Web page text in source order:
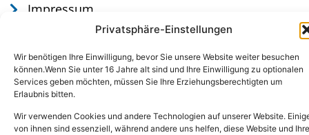
Privatsphäre-Einstellungen
Wir benötigen Ihre Einwilligung, bevor Sie unsere Website weiter besuchen
können.Wenn Sie unter 16 Jahre alt sind und Ihre Einwilligung zu optionalen
Services geben möchten, müssen Sie Ihre Erziehungsberechtigten um
Erlaubnis bitten.
Wir verwenden Cookies und andere Technologien auf unserer Website.
von ihnen sind essenziell, während andere uns helfen, diese Website und Ihre
Impressum
Datenschutz